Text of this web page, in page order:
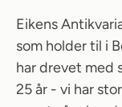
Eikens
som holder til i
har drevet med
25 år - vi har